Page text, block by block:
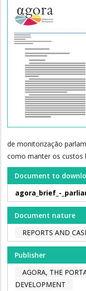
de monitorização
como manter os custos
Document to
agora_brief_-
Document nature
REPORTS AND
Publisher
AGORA, THE
DEVELOPMENT